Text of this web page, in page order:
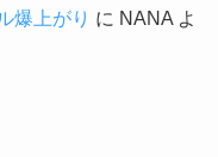
爆上がり に NANAよ